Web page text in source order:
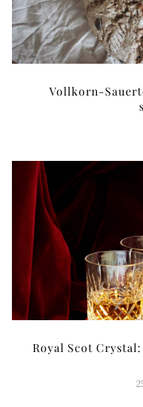
Vollkorn-
Royal Scot